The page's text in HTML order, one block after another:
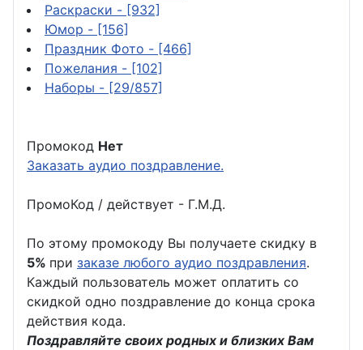
Раскраски - [932]
Юмор - [156]
Праздник Фото - [466]
Пожелания - [102]
Наборы - [29/857]
Промокод Нет
Заказать аудио поздравление.
ПромоКод / действует - Г.М.Д.
По этому промокоду Вы получаете скидку в
5% при заказе любого аудио поздравления.
Каждый пользователь может оплатить со
скидкой одно поздравление до конца срока
действия кода.
Поздравляйте своих родных и близких Вам